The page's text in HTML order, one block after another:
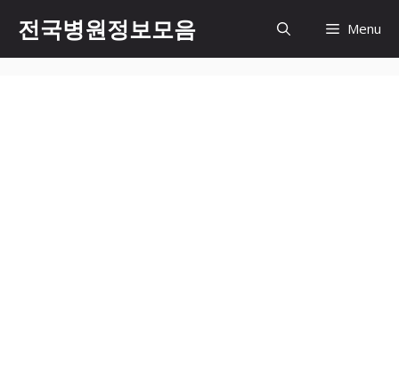
츠
전국병원정보모음 Menu